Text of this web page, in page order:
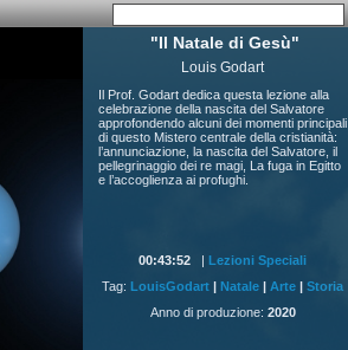
"Il Natale di Gesù"
Louis Godart
Il Prof. Godart dedica questa lezione alla
celebrazione della nascita del Salvatore
approfondendo alcuni dei momenti principali
di questo Mistero centrale della cristianità:
l’annunciazione, la nascita del Salvatore, il
pellegrinaggio dei re magi, La fuga in Egitto
e l’accoglienza ai profughi.
00:43:52 | Lezioni Speciali
Tag: LouisGodart | Natale | Arte | Storia
Anno di produzione: 2020